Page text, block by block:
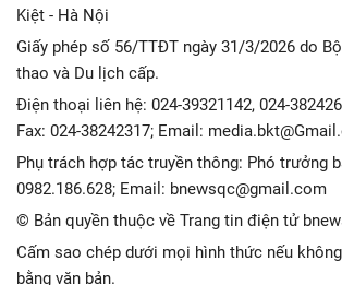
Kiệt - Hà Nội
Giấy phép số 56/TTĐT ngày 31/3/2026 do
thao và Du lịch cấp.
Điện thoại liên hệ: 024-39321142, 024-
Fax: 024-38242317; Email:
Phụ trách hợp tác truyền thông: Phó trưởng
0982.186.628; Email: bnewsqc@gmail.com
© Bản quyền thuộc về Trang tin điện tử
Cấm sao chép dưới mọi hình thức nếu
bằng văn bản.